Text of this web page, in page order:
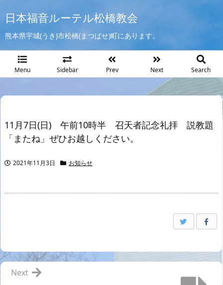
日本福音ルーテル松橋教会
熊本県宇城(うき)市松橋(まつばせ)町にあります。
Menu Sidebar Prev Next Search
11月7日(日) 午前10時半 召天者記念礼拝 説教題
「またね」ぜひお越しください。
2021年11月3日 お知らせ
Next